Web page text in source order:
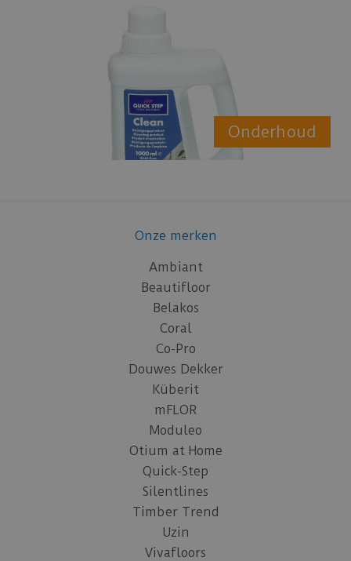
Onderhoud
Onze merken
Ambiant
Beautifloor
Belakos
Coral
Co-Pro
Douwes Dekker
Küberit
mFLOR
Moduleo
Otium at Home
Quick-Step
Silentlines
Timber Trend
Uzin
Vivafloors